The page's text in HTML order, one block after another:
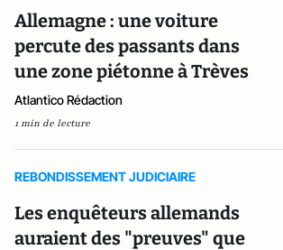
Allemagne : une voiture
percute des passants dans
une zone piétonne à Trèves
Atlantico Rédaction
1 min de lecture
REBONDISSEMENT JUDICIAIRE
Les enquêteurs allemands
auraient des "preuves" que